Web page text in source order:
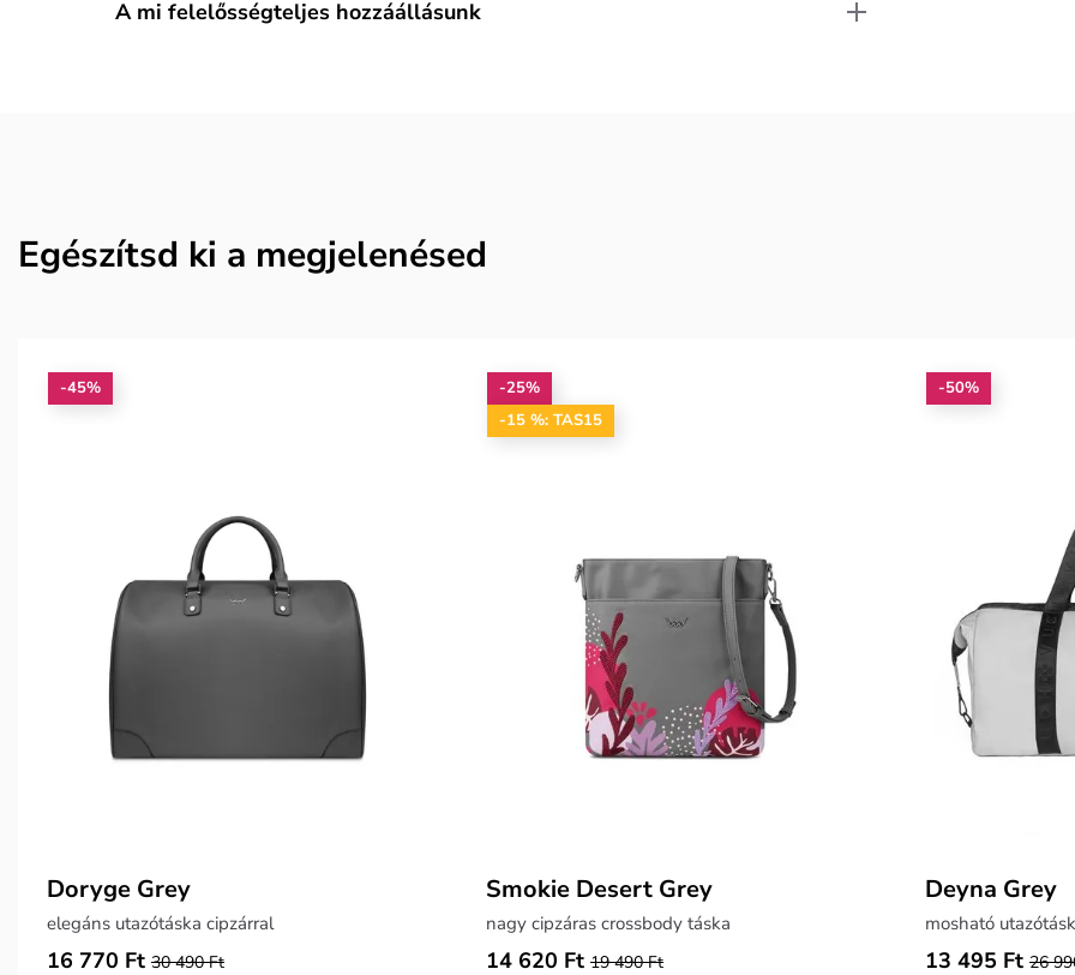
A mi felelősségteljes hozzáállásunk
Egészítsd ki a megjelenésed
-45%
Doryge Grey
elegáns utazótáska cipzárral
16 770 Ft 30 490 Ft
-25%
-15 %: TAS15
Smokie Desert Grey
nagy cipzáras crossbody táska
14 620 Ft 19 490 Ft
-50%
Deyna Grey
mosható
13 495 Ft 26